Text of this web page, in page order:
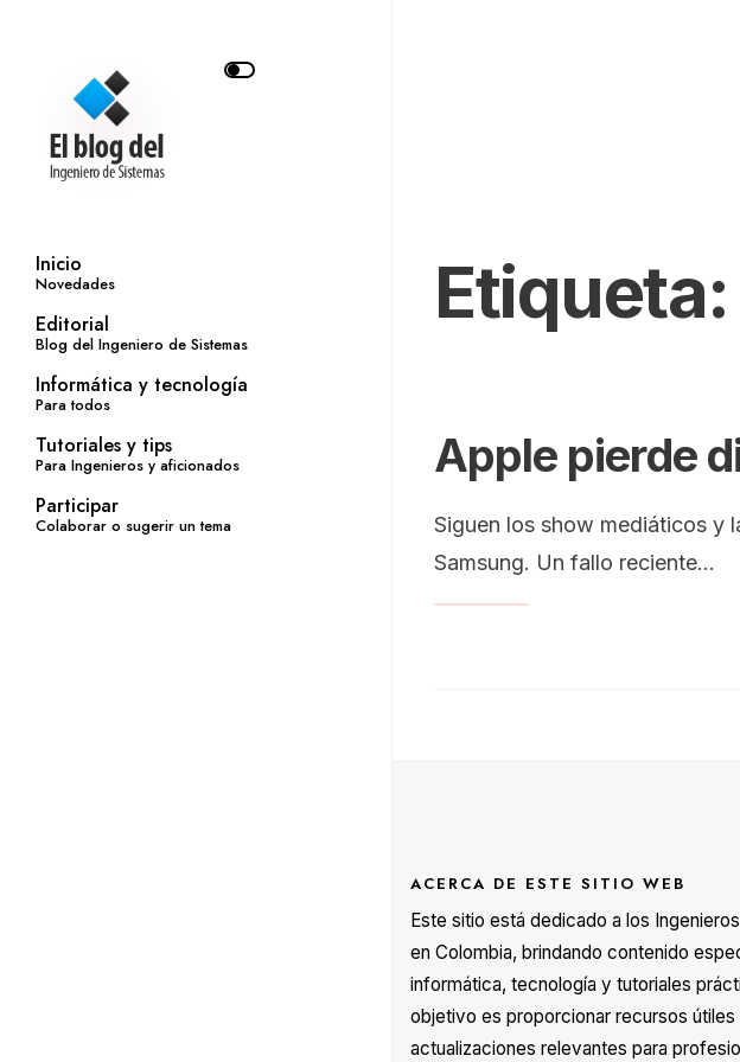
Inicio
Novedades
Editorial
Blog del Ingeniero de Sistemas
Informática y tecnología
Para todos
Tutoriales y tips
Para Ingenieros y aficionados
Participar
Colaborar o sugerir un tema
Etiqueta:
Apple pierde
Siguen los show mediáticos y
Samsung. Un fallo reciente...
ACERCA DE ESTE SITIO WEB
Este sitio está dedicado a los
en Colombia, brindando contenido
informática, tecnología y tutoriales
objetivo es proporcionar recursos útiles
actualizaciones relevantes para